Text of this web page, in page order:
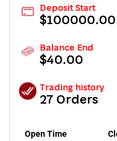
Deposit Start
$100000.00
Balance End
$40.00
Trading history
27 Orders
Open Time